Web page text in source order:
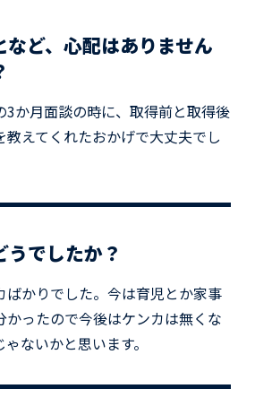
など、心配はありません
3か月面談の時に、取得前と取得後
教えてくれたおかげで大丈夫でし
うでしたか？
ばかりでした。今は育児とか家事
かったので今後はケンカは無くな
ないかと思います。